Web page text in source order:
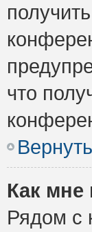
что
Как мне
Рядом с